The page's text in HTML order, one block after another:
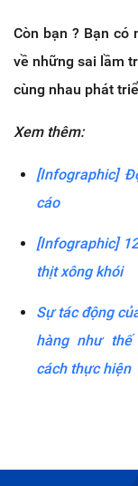
Còn bạn ? Bạn có
về những sai lầm
cùng nhau phát
Xem thêm:
[Infographic]
cáo
[Infographic]
thịt xông khói
Sự tác động
hàng như thế
cách thực hiện